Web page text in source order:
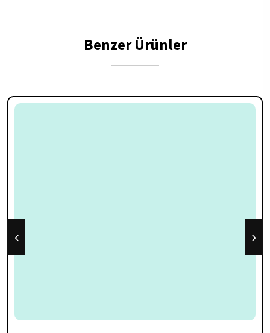
Benzer Ürünler